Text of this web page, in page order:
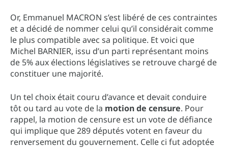
Or, Emmanuel MACRON s’est libéré de ces contraintes
et a décidé de nommer celui qu’il considérait comme
le plus compatible avec sa politique. Et voici que
Michel BARNIER, issu d’un parti représentant moins
de 5% aux élections législatives se retrouve chargé de
constituer une majorité.
Un tel choix était couru d’avance et devait conduire
tôt ou tard au vote de la motion de censure. Pour
rappel, la motion de censure est un vote de défiance
qui implique que 289 députés votent en faveur du
renversement du gouvernement. Celle ci fut adoptée